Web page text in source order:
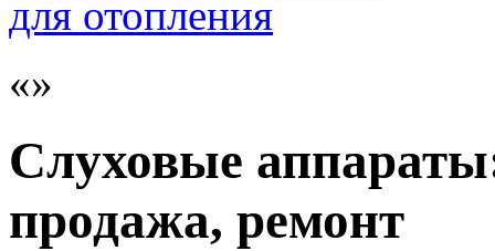
Слуховые
продажа, ремонт